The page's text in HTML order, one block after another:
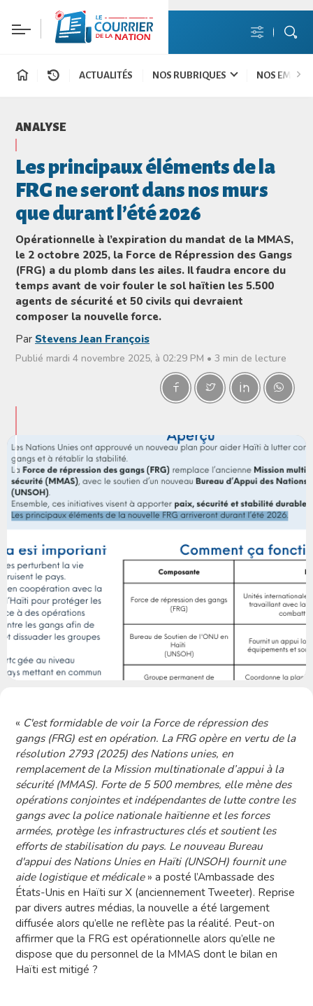
ACTUALITÉS NOS RUBRIQUES NOS
ANALYSE
Les principaux éléments de la
FRG ne seront dans nos murs
que durant l’été 2026
Opérationnelle à l’expiration du mandat de la MMAS,
le 2 octobre 2025, la Force de Répression des Gangs
(FRG) a du plomb dans les ailes. Il faudra encore du
temps avant de voir fouler le sol haïtien les 5.500
agents de sécurité et 50 civils qui devraient
composer la nouvelle force.
ParStevens Jean François
Publié mardi 4 novembre 2025, à 02:29 PM • 3 min de lecture
« C'est formidable de voir la Force de répression des
gangs (FRG) est en opération. La FRG opère en vertu de la
résolution 2793 (2025) des Nations unies, en
remplacement de la Mission multinationale d’appui à la
sécurité (MMAS). Forte de 5 500 membres, elle mène des
opérations conjointes et indépendantes de lutte contre les
gangs avec la police nationale haïtienne et les forces
armées, protège les infrastructures clés et soutient les
efforts de stabilisation du pays. Le nouveau Bureau
d'appui des Nations Unies en Haïti (UNSOH) fournit une
aide logistique et médicale» a posté l’Ambassade des
États-Unis en Haïti sur X (anciennement Tweeter). Reprise
par divers autres médias, la nouvelle a été largement
diffusée alors qu’elle ne reflète pas la réalité. Peut-on
affirmer que la FRG est opérationnelle alors qu’elle ne
dispose que du personnel de la MMAS dont le bilan en
Haïti est mitigé ?